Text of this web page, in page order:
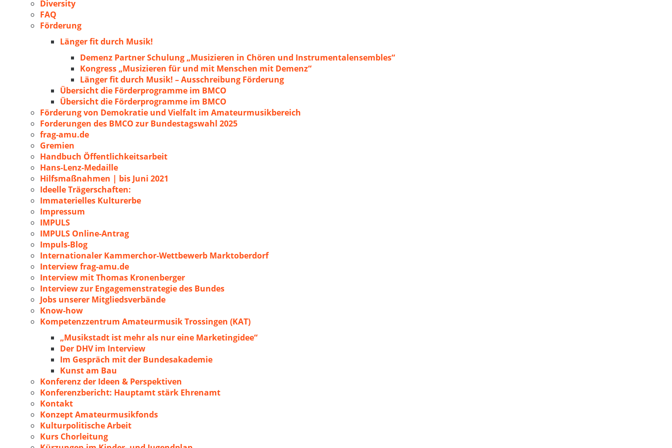
Diversity
FAQ
Förderung
Länger fit durch Musik!
Demenz Partner Schulung „Musizieren in Chören und Instrumentalensembles“
Kongress „Musizieren für und mit Menschen mit Demenz“
Länger fit durch Musik! – Ausschreibung Förderung
Übersicht die Förderprogramme im BMCO
Übersicht die Förderprogramme im BMCO
Förderung von Demokratie und Vielfalt im Amateurmusikbereich
Forderungen des BMCO zur Bundestagswahl 2025
frag-amu.de
Gremien
Handbuch Öffentlichkeitsarbeit
Hans-Lenz-Medaille
Hilfsmaßnahmen | bis Juni 2021
Ideelle Trägerschaften:
Immaterielles Kulturerbe
Impressum
IMPULS
IMPULS Online-Antrag
Impuls-Blog
Internationaler Kammerchor-Wettbewerb Marktoberdorf
Interview frag-amu.de
Interview mit Thomas Kronenberger
Interview zur Engagemenstrategie des Bundes
Jobs unserer Mitgliedsverbände
Know-how
Kompetenzzentrum Amateurmusik Trossingen (KAT)
„Musikstadt ist mehr als nur eine Marketingidee“
Der DHV im Interview
Im Gespräch mit der Bundesakademie
Kunst am Bau
Konferenz der Ideen & Perspektiven
Konferenzbericht: Hauptamt stärk Ehrenamt
Kontakt
Konzept Amateurmusikfonds
Kulturpolitische Arbeit
Kurs Chorleitung